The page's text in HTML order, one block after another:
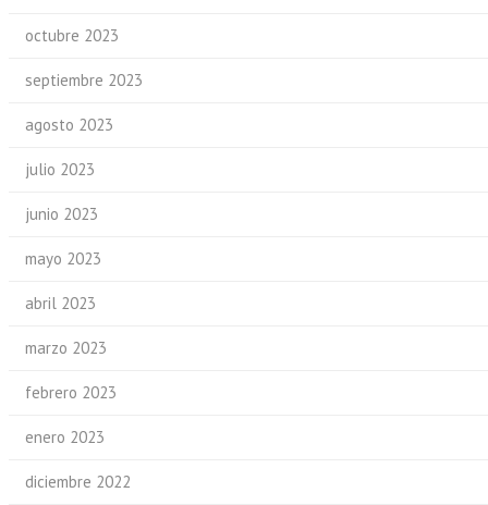
octubre 2023
septiembre 2023
agosto 2023
julio 2023
junio 2023
mayo 2023
abril 2023
marzo 2023
febrero 2023
enero 2023
diciembre 2022